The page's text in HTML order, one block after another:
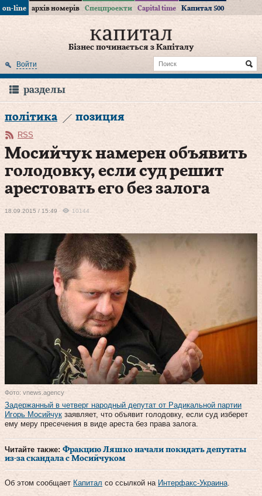
on-line архів номерів Спецпроекти Capital time Капитал 500
Бізнес починається з Капіталу
Войти
разделы
політика позиция
RSS
Мосийчук намерен объявить
голодовку, если суд решит
арестовать его без залога
18.09.2015 / 15:49 10144
Фото: vnews.agency
Задержанный в четверг народный депутат от Радикальной партии
Игорь Мосийчук заявляет, что объявит голодовку, если суд изберет
ему меру пресечения в виде ареста без права залога.
Читайте также: Фракцию Ляшко начали покидать депутаты
из-за скандала с Мосийчуком
Об этом сообщает Капитал со ссылкой на Интерфакс-Украина